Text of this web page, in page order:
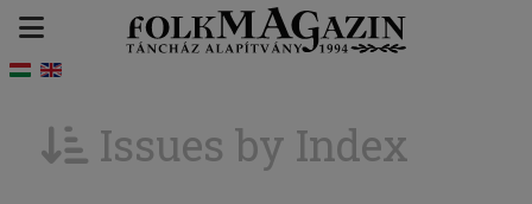
Issues by Index